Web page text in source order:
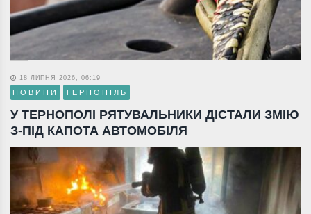
18 ЛИПНЯ 2026, 06:19
НОВИНИ ТЕРНОПІЛЬ
У ТЕРНОПОЛІ РЯТУВАЛЬНИКИ ДІСТАЛИ ЗМІЮ
З-ПІД КАПОТА АВТОМОБІЛЯ